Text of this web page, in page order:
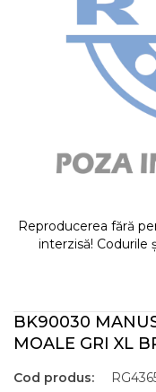
Reproducerea fără
interzisă! Codurile
BK90030
MOALE GRI XL
Cod produs: